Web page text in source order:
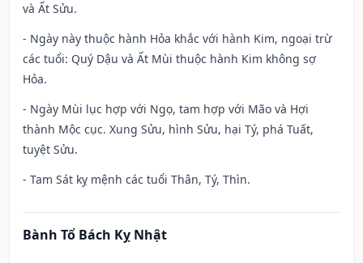
và Ất Sửu.
- Ngày này thuộc hành Hỏa khắc với hành Kim, ngoại trừ
các tuổi: Quý Dậu và Ất Mùi thuộc hành Kim không sợ
Hỏa.
- Ngày Mùi lục hợp với Ngọ, tam hợp với Mão và Hợi
thành Mộc cục. Xung Sửu, hình Sửu, hại Tý, phá Tuất,
tuyệt Sửu.
- Tam Sát kỵ mệnh các tuổi Thân, Tý, Thìn.
Bành Tổ Bách Kỵ Nhật